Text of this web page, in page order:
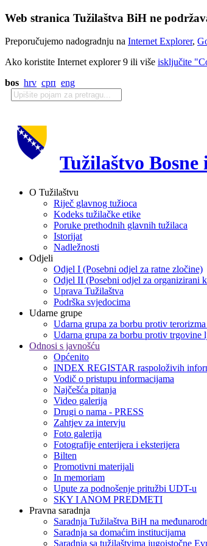
Web stranica Tužilaštva BiH ne
Preporučujemo nadogradnju na Internet Explorer,
Ako koristite Internet explorer 9 ili više isključite
bos hrv срп eng
Tužilaštvo Bosne
O Tužilaštvu
Riječ glavnog tužioca
Kodeks tužilačke etike
Poruke prethodnih glavnih tužilaca
Istorijat
Nadležnosti
Odjeli
Odjel I (Posebni odjel za ratne zločine)
Odjel II (Posebni odjel za organizirani
Uprava Tužilaštva
Podrška svjedocima
Udarne grupe
Udarna grupa za borbu protiv
Udarna grupa za borbu protiv trgovine
Odnosi s javnošću
Općenito
INDEX REGISTAR raspoloživih
Vodič o pristupu informacijama
Najčešća pitanja
Video galerija
Drugi o nama - PRESS
Zahtjev za intervju
Foto galerija
Fotografije enterijera i eksterijera
Bilten
Promotivni materijali
In memoriam
Upute za podnošenje pritužbi UDT-u
SKY I ANOM PREDMETI
Pravna saradnja
Saradnja Tužilaštva BiH na
Saradnja sa domaćim institucijama
Saradnja sa tužilaštvima jugoistočne